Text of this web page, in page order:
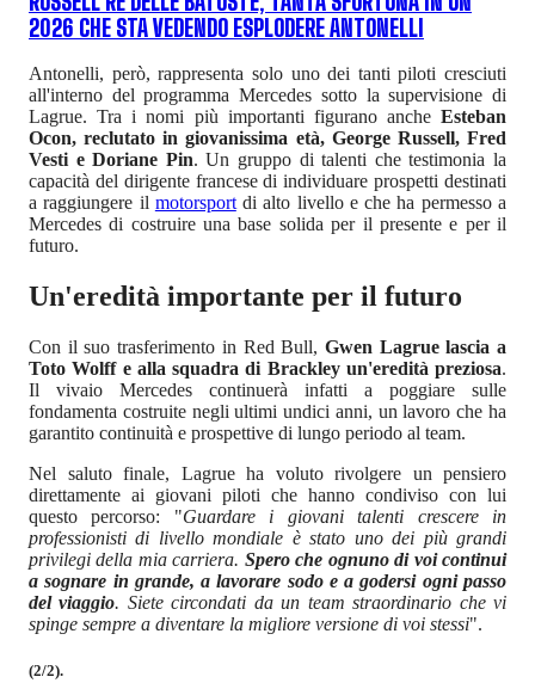
2026 CHE STA VEDENDO ESPLODERE ANTONELLI
Antonelli, però, rappresenta solo uno dei tanti piloti cresciuti
all'interno del programma Mercedes sotto la supervisione di
Lagrue. Tra i nomi più importanti figurano anche Esteban
Ocon, reclutato in giovanissima età, George Russell, Fred
Vesti e Doriane Pin. Un gruppo di talenti che testimonia la
capacità del dirigente francese di individuare prospetti destinati
a raggiungere il motorsportdi alto livello e che ha permesso a
Mercedes di costruire una base solida per il presente e per il
futuro.
Un'eredità importante per il futuro
Con il suo trasferimento in Red Bull, Gwen Lagrue lascia a
Toto Wolff e alla squadra di Brackley un'eredità preziosa.
Il vivaio Mercedes continuerà infatti a poggiare sulle
fondamenta costruite negli ultimi undici anni, un lavoro che ha
garantito continuità e prospettive di lungo periodo al team.
Nel saluto finale, Lagrue ha voluto rivolgere un pensiero
direttamente ai giovani piloti che hanno condiviso con lui
questo percorso: "Guardare i giovani talenti crescere in
professionisti di livello mondiale è stato uno dei più grandi
privilegi della mia carriera. Spero che ognuno di voi continui
a sognare in grande, a lavorare sodo e a godersi ogni passo
del viaggio. Siete circondati da un team straordinario che vi
spinge sempre a diventare la migliore versione di voi stessi".
(2/2).